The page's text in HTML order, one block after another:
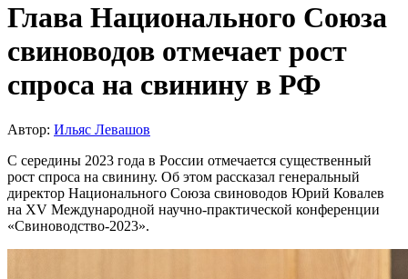
Глава Национального Союза
свиноводов отмечает рост
спроса на свинину в РФ
Автор: Ильяс Левашов
С середины 2023 года в России отмечается существенный
рост спроса на свинину. Об этом рассказал генеральный
директор Национального Союза свиноводов Юрий Ковалев
на XV Международной научно-практической конференции
«Свиноводство-2023».